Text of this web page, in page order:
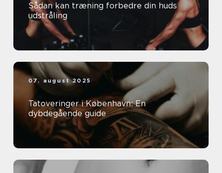
Sådan kan træning forbedre din huds
udstråling
07. august 2025
Tatoveringer i København: En
dybdegående guide